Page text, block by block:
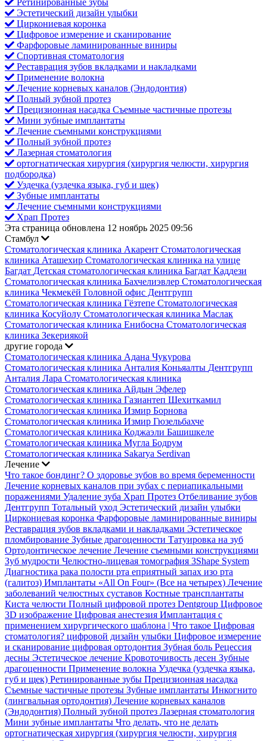
Эстетический дизайн улыбки
Циркониевая коронка
Цифровое измерение и сканирование
Фарфоровые ламинированные виниры
Спортивная стоматология
Реставрация зубов вкладками и накладками
Применение волокна
Лечение корневых каналов (Эндодонтия)
Полный зубной протез
Прецизионная насадка Съемные частичные протезы
Мини зубные имплантаты
Лечение съемными конструкциями
Полный зубной протез
Лазерная стоматология
ортогнатическая хирургия (хирургия челюсти, хирургия
подбородка)
Уздечка (уздечка языка, губ и щек)
Зубные имплантаты
Лечение съемными конструкциями
Храп Протез
Эта страница обновлена 12 ноябрь 2025 09:56
Стамбул
Стоматологическая клиника Акарент Стоматологическая
клиника Аташехир Стоматологическая клиника на улице
Багдат Детская стоматологическая клиника Багдат Каддези
Стоматологическая клиника Бахчелиэвлер Стоматологическая
клиника Чекмекёй Головной офис Дентгрупп
Стоматологическая клиника Гёзтепе Стоматологическая
клиника Косуйолу Стоматологическая клиника Маслак
Стоматологическая клиника Енибосна Стоматологическая
клиника Зекериякой
другие города
Стоматологическая клиника Адана Чукурова
Стоматологическая клиника Анталия Коньяалты Дентгрупп
Анталия Лара Стоматологическая клиника
Стоматологическая клиника Айдын Эфелер
Стоматологическая клиника Газиантеп Шехиткамил
Стоматологическая клиника Измир Борнова
Стоматологическая клиника Измир Гюзельбахче
Стоматологическая клиника Коджаэли Башишкеле
Стоматологическая клиника Мугла Бодрум
Стоматологическая клиника Sakarya Serdivan
Лечение
Что такое бондинг? О здоровье зубов во время беременности
Лечение корневых каналов при зубах с периапикальными
поражениями Удаление зуба Храп Протез Отбеливание зубов
Дентгрупп Тотальный уход Эстетический дизайн улыбки
Циркониевая коронка Фарфоровые ламинированные виниры
Реставрация зубов вкладками и накладками Эстетическое
пломбирование Зубные драгоценности Татуировка на зуб
Ортодонтическое лечение Лечение съемными конструкциями
Зуб мудрости Челюстно-лицевая томография 3Shape System
Диагностика рака полости рта еприятный запах изо рта
(галитоз) Имплантаты «All On Four» (Все на четырех) Лечение
заболеваний челюстных суставов Костные трансплантаты
Киста челюсти Полный цифровой протез Dentgroup Цифровое
3D изображение Цифровая анестезия Имплантация с
применением хирургического шаблона | Что такое Цифровая
стоматология? цифровой дизайн улыбки Цифровое измерение
и сканирование цифровая ортодонтия Зубная боль Рецессия
десны Эстетическое лечение Кровоточивость десен Зубные
драгоценности Применение волокна Уздечка (уздечка языка,
губ и щек) Ретинированные зубы Прецизионная насадка
Съемные частичные протезы Зубные имплантаты Инкогнито
(лингвальная ортодонтия) Лечение корневых каналов
(Эндодонтия) Полный зубной протез Лазерная стоматология
Мини зубные имплантаты Что делать, что не делать
ортогнатическая хирургия (хирургия челюсти, хирургия